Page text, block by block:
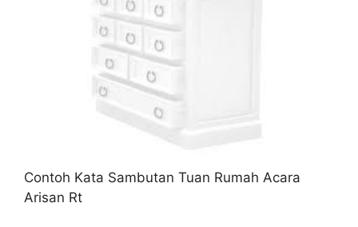
Contoh Kata Sambutan Tuan Rumah Acara
Arisan Rt